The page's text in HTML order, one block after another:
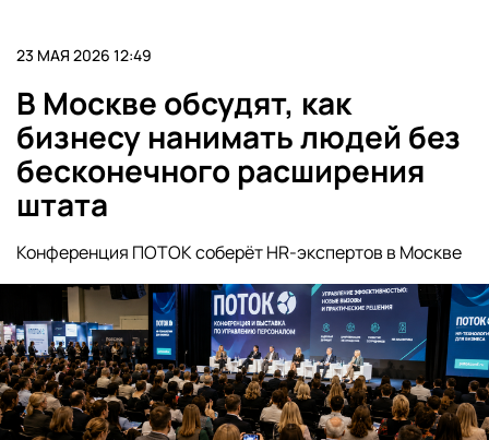
23 МАЯ 2026 12:49
В Москве обсудят, как
бизнесу нанимать людей без
бесконечного расширения
штата
Конференция ПОТОК соберёт HR-экспертов в Москве